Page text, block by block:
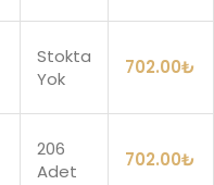
Stokta
Yok
702.00₺
206
Adet
702.00₺